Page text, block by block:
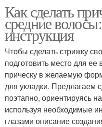
Как сделать
средние
инструкция
Чтобы сделать стрижку
подготовить место для
прическу в желаемую
для укладки. Предлагаем
поэтапно, ориентируясь
используя необходимые
глазами описание